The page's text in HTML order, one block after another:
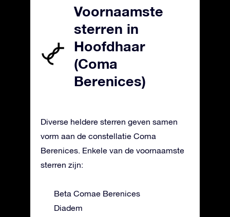
Voornaamste
sterren in
Hoofdhaar
(Coma
Berenices)
Diverse heldere sterren geven samen
vorm aan de constellatie Coma
Berenices. Enkele van de voornaamste
sterren zijn:
Beta Comae Berenices
Diadem